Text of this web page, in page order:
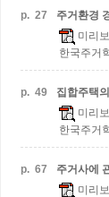
p. 27 주거환경
미리보
한국주거
p. 49 집합주택
미리보
한국주거
p. 67
주거사에
미리보